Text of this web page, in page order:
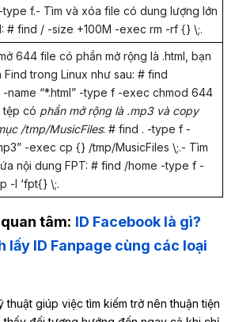
type f.- Tìm và xóa file có dung lượng lớn
# find / -size +100M -exec rm -rf {} \;.
644 file có phần mở rộng là .html, bạn
Find trong Linux như sau: # find
name “*.html” -type f -exec chmod 644
tệp có phần mở rộng là .mp3 và copy
/tmp/MusicFiles: # find . -type f -
-exec cp {} /tmp/MusicFiles \;.- Tìm
nội dung FPT: # find /home -type f -
-l ‘fpt{} \;.
tâm: ID Facebook là gì?
lấy ID Fanpage cùng các loại
giúp việc tìm kiếm trở nên thuận tiện